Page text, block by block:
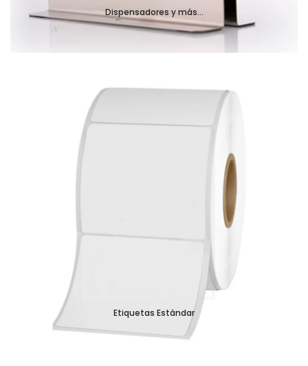
Dispensadores y más...
Etiquetas Estándar